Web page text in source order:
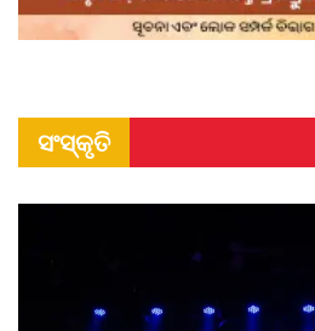
ସଂସ୍କୃତି